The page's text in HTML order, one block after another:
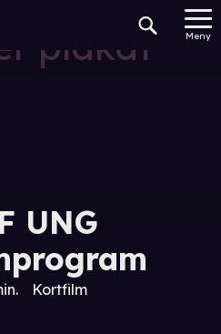
Meny
plakat
UNG
Kortfilm